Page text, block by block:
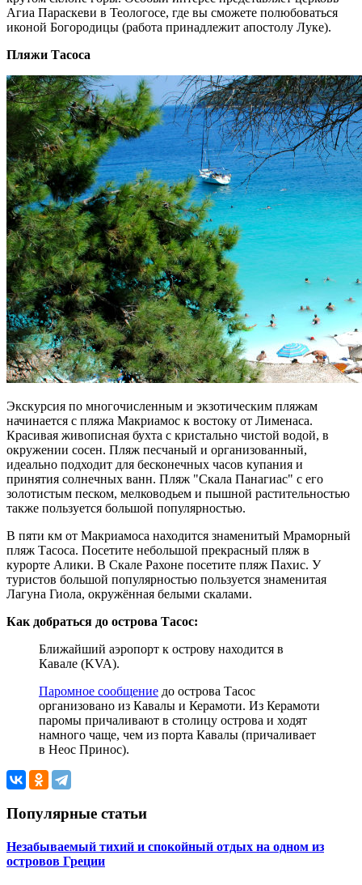
Агиа Параскеви в Теологосе, где вы сможете полюбоваться
иконой Богородицы (работа принадлежит апостолу Луке).
Пляжи Тасоса
Экскурсия по многочисленным и экзотическим пляжам
начинается с пляжа Макриамос к востоку от Лименаса.
Красивая живописная бухта с кристально чистой водой, в
окружении сосен. Пляж песчаный и организованный,
идеально подходит для бесконечных часов купания и
принятия солнечных ванн. Пляж "Скала Панагиас" с его
золотистым песком, мелководьем и пышной растительностью
также пользуется большой популярностью.
В пяти км от Макриамоса находится знаменитый Мраморный
пляж Тасоса. Посетите небольшой прекрасный пляж в
курорте Алики. В Скале Рахоне посетите пляж Пахис. У
туристов большой популярностью пользуется знаменитая
Лагуна Гиола, окружённая белыми скалами.
Как добраться до острова Тасос:
Ближайший аэропорт к острову находится в
Кавале (KVA).
Паромное сообщение до острова Тасос
организовано из Кавалы и Керамоти. Из Керамоти
паромы причаливают в столицу острова и ходят
намного чаще, чем из порта Кавалы (причаливает
в Неос Принос).
Популярные статьи
Незабываемый тихий и спокойный отдых на одном из
островов Греции